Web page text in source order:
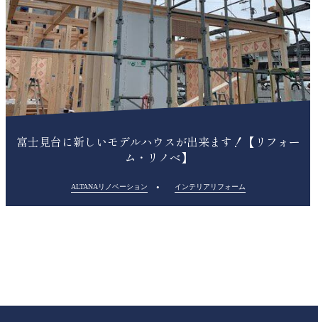
富士見台に新しいモデルハウスが出来ます！【リフォー
ム・リノベ】
ALTANAリノベーション インテリアリフォーム